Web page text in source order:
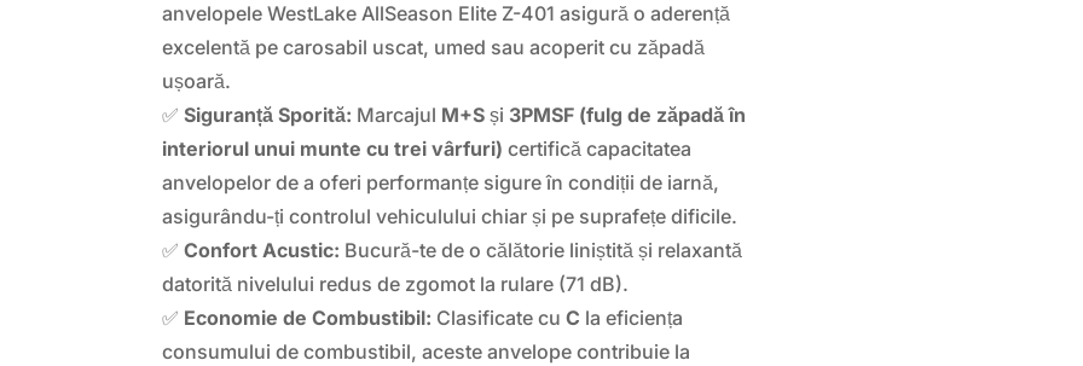
anvelopele WestLake AllSeason Elite Z-401 asigură o aderență
excelentă pe carosabil uscat, umed sau acoperit cu zăpadă
ușoară.
✅Siguranță Sporită: Marcajul M+S și 3PMSF (fulg de zăpadă în
interiorul unui munte cu trei vârfuri) certifică capacitatea
anvelopelor de a oferi performanțe sigure în condiții de iarnă,
asigurându-ți controlul vehiculului chiar și pe suprafețe dificile.
✅Confort Acustic: Bucură-te de o călătorie liniștită și relaxantă
datorită nivelului redus de zgomot la rulare (71 dB).
✅ Economie de Combustibil: Clasificate cuC la eficiența
consumului de combustibil, aceste anvelope contribuie la